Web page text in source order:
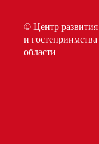
© Центр развития
и
области